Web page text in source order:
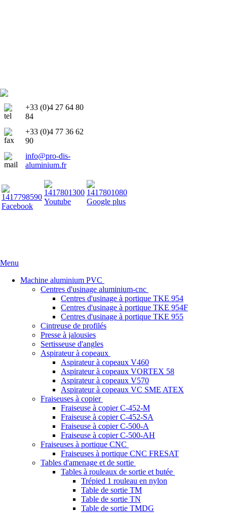
+33 (0)4 27 64 80
84
+33 (0)4 77 36 62
90
info@pro-dis-
aluminium.fr
Menu
Machine aluminium PVC
Centres d'usinage aluminium-cnc
Centres d'usinage à portique TKE 954
Centres d'usinage à portique TKE 954F
Centres d'usinage à portique TKE 955
Cintreuse de profilés
Presse à jalousies
Sertisseuse d'angles
Aspirateur à copeaux
Aspirateur à copeaux V460
Aspirateur à copeaux VORTEX 58
Aspirateur à copeaux V570
Aspirateur à copeaux VC SME ATEX
Fraiseuses à copier
Fraiseuse à copier C-452-M
Fraiseuse à copier C-452-SA
Fraiseuse à copier C-500-A
Fraiseuse à copier C-500-AH
Fraiseuses à portique CNC
Fraiseuses à portique CNC FRESAT
Tables d'amenage et de sortie
Tables à rouleaux de sortie et butée
Trépied 1 rouleau en nylon
Table de sortie TM
Table de sortie TN
Table de sortie TMDG